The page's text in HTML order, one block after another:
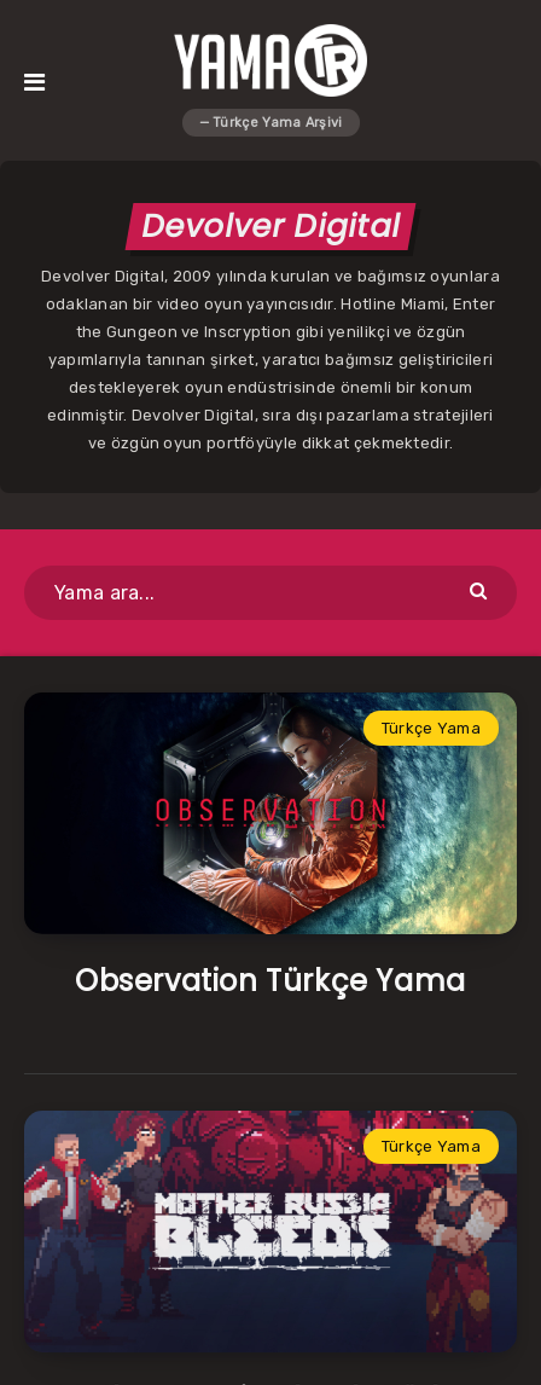
Devolver Digital
Devolver Digital, 2009 yılında kurulan ve bağımsız oyunlara
odaklanan bir video oyun yayıncısıdır. Hotline Miami, Enter
the Gungeon ve Inscryption gibi yenilikçi ve özgün
yapımlarıyla tanınan şirket, yaratıcı bağımsız geliştiricileri
destekleyerek oyun endüstrisinde önemli bir konum
edinmiştir. Devolver Digital, sıra dışı pazarlama stratejileri
ve özgün oyun portföyüyle dikkat çekmektedir.
Türkçe Yama
Observation Türkçe Yama
Türkçe Yama